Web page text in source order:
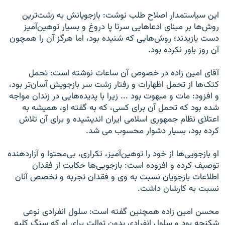
اين سياستمدار اصلاح طلب نوشت: بازجويانش به زشت‌ترين
روش‌ها بر مبنای ادعاهايی سرتا پا دروغ و بسيار توهين‌آميز
دست يازيدند؛ روش‌هايی که شنيده بود، اما هرگز آن را همچون
آن روز باور نکرده بود.
آقای امين زاده در خصوص آن ساعات نوشته است: تحمل
کتک‌ها از تحمل اظهارات و رفتار زشت سر بازجويش آسان‌تر بود،
و افزود: مات و مبهوت بود ... زيرا با پديده‌هايی در زندان مواجه
شده بود که تحمل آن برای کسی، که به گفته او، هميشه به
اعتلای نظام جمهوری اسلامی ايران انديشيده و برای آن تلاش
کرده بود، بسيار دشوار محسوب می شد.
او بازجويی‌ها از خود را توهين‌آميز، تکراری، بی‌محتوا و آزاردهنده
توصيف کرده و افزوده است: بازجويی‌ها حکايت از فقدان
اطلاعات بازجويان نسبت به وی و فقدان تجربه و تخصص آنان
نسبت به کارشان داشت.
محسن امين زاده همچنين گفته است: سلول انفرادی نوعی